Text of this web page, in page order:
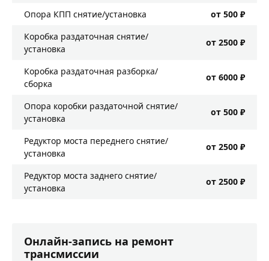
Опора КПП снятие/установка
от 500 ₽
Коробка раздаточная снятие/
установка
от 2500 ₽
Коробка раздаточная разборка/
сборка
от 6000 ₽
Опора коробки раздаточной снятие/
установка
от 500 ₽
Редуктор моста переднего снятие/
установка
от 2500 ₽
Редуктор моста заднего снятие/
установка
от 2500 ₽
Онлайн-запись на ремонт
трансмиссии